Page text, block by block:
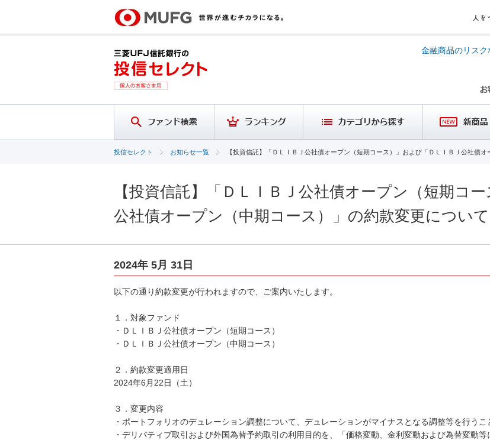
金融商品のリス
投信セレクト お知らせ一覧 【投資信託】「ＤＬＩＢＪ公社債オープン（短期コース）」および「ＤＬＩＢＪ公社債
【投資信託】「ＤＬＩＢＪ公社債オープン（短期コ
公社債オープン（中期コース）」の約款変更について
2024年 5月 31日
以下の通り約款変更が行われますので、ご案内いたします。
１．対象ファンド
・ＤＬＩＢＪ公社債オープン（短期コース）
・ＤＬＩＢＪ公社債オープン（中期コース）
２．約款変更適用日
2024年6月22日（土）
３．変更内容
・ポートフォリオのデュレーション調整について、デュレーションがマイナスとなる調整等を行う
・デリバティブ取引および外国為替予約取引の利用目的を、「価格変動、金利変動および為替変動